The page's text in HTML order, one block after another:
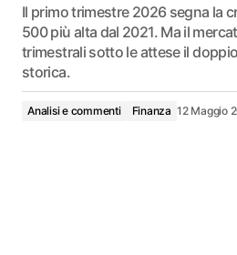
Il primo trimestre 2026 segna la
500 più alta dal 2021. Ma il
trimestrali sotto le attese il
storica.
Analisi e commenti Finanza 12 Maggio